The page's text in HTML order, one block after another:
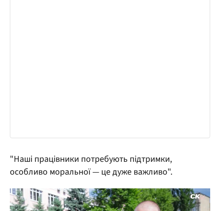
"Наші працівники потребують підтримки,
особливо моральної — це дуже важливо".